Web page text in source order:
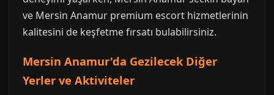
ve Mersin Anamur premium escort hizmetlerinin
kalitesini de keşfetme fırsatı bulabilirsiniz.
Mersin Anamur'da Gezilecek Diğer
Yerler ve Aktiviteler